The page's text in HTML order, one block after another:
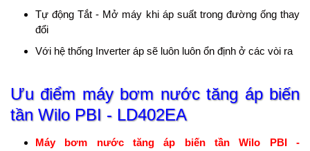
Tự động Tắt - Mở máy khi áp suất trong đường ống thay
đổi
Với hệ thống Inverter áp sẽ luôn luôn ổn định ở các vòi ra
Ưu điểm máy bơm nước tăng áp biến
tần Wilo PBI - LD402EA
Máy bơm nước tăng áp biến tần Wilo PBI -